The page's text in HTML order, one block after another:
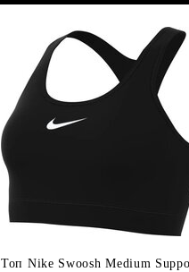
Топ Nike Swoosh Medium